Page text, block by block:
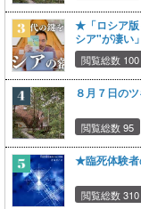
★「ロシア版
シア"が凄い
閲覧総数 100
８月７日の
閲覧総数 95
★臨死体験者
閲覧総数 310